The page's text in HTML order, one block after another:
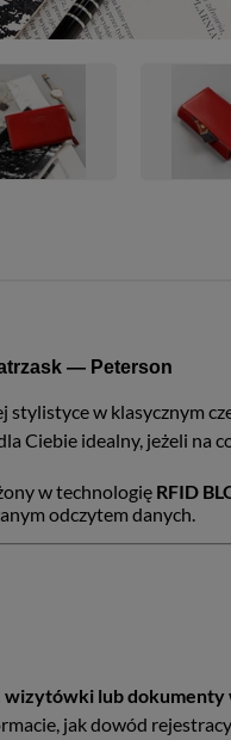
— Peterson
stylistyce w klasycznym
Ciebie idealny, jeżeli na
w technologię RFID
odczytem danych.
wizytówki lub
jak dowód